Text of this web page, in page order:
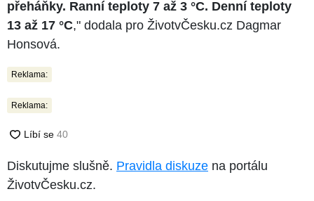
přeháňky. Ranní teploty 7 až 3 °C. Denní teploty
13 až 17 °C," dodala pro ŽivotvČesku.cz Dagmar
Honsová.
Reklama:
Reklama:
Diskutujme slušně. Pravidla diskuze na portálu
ŽivotvČesku.cz.